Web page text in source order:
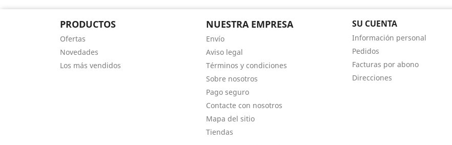
PRODUCTOS
Ofertas
Novedades
Los más vendidos
NUESTRA EMPRESA
Envío
Aviso legal
Términos y condiciones
Sobre nosotros
Pago seguro
Contacte con nosotros
Mapa del sitio
Tiendas
SU CUENTA
Información personal
Pedidos
Facturas por abono
Direcciones